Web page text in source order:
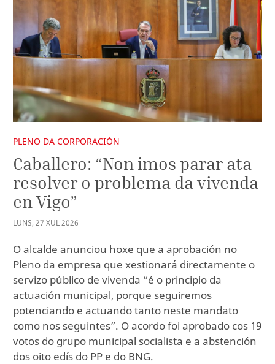
PLENO DA CORPORACIÓN
Caballero: “Non imos parar ata
resolver o problema da vivenda
en Vigo”
LUNS, 27 XUL2026
O alcalde anunciou hoxe que a aprobación no
Pleno da empresa que xestionará directamente o
servizo público de vivenda “é o principio da
actuación municipal, porque seguiremos
potenciando e actuando tanto neste mandato
como nos seguintes”. O acordo foi aprobado cos 19
votos do grupo municipal socialista e a abstención
dos oito edís do PP e do BNG.